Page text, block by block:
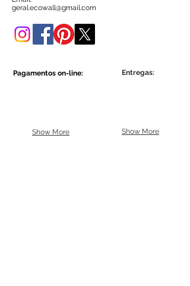
geral.ecowall@gmail.com
Pagamentos on-line:
Show More
Entregas:
Show More